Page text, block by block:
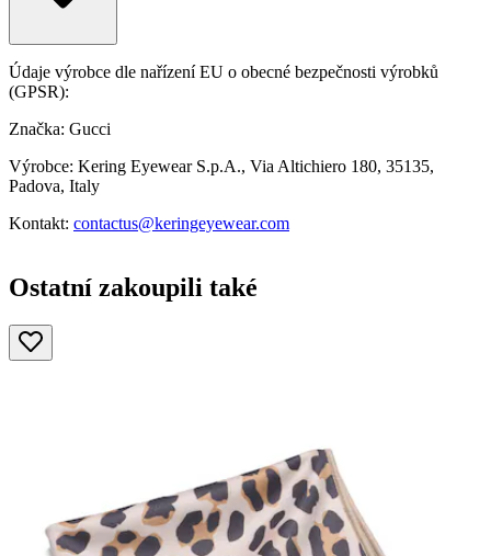
Údaje výrobce dle nařízení EU o obecné bezpečnosti výrobků
(GPSR):
Značka: Gucci
Výrobce: Kering Eyewear S.p.A., Via Altichiero 180, 35135,
Padova, Italy
Kontakt: contactus@keringeyewear.com
Ostatní zakoupili také